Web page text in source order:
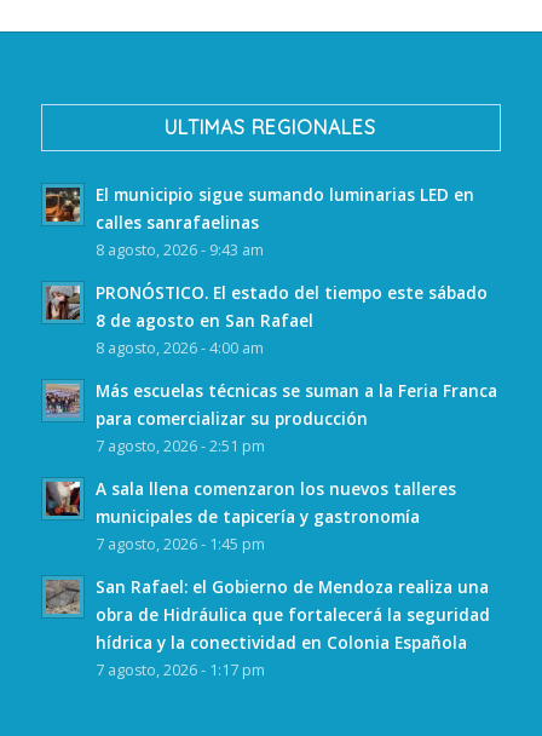
ULTIMAS REGIONALES
El municipio sigue sumando luminarias LED en
calles sanrafaelinas
8 agosto, 2026 - 9:43 am
PRONÓSTICO. El estado del tiempo este sábado
8 de agosto en San Rafael
8 agosto, 2026 - 4:00 am
Más escuelas técnicas se suman a la Feria Franca
para comercializar su producción
7 agosto, 2026 - 2:51 pm
A sala llena comenzaron los nuevos talleres
municipales de tapicería y gastronomía
7 agosto, 2026 - 1:45 pm
San Rafael: el Gobierno de Mendoza realiza una
obra de Hidráulica que fortalecerá la seguridad
hídrica y la conectividad en Colonia Española
7 agosto, 2026 - 1:17 pm